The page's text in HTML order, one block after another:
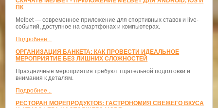
ПК
Melbet — современное приложение для спортивных ставок и live-
событий, доступное на смартфонах и компьютерах.
Подробнее...
ОРГАНИЗАЦИЯ БАНКЕТА: КАК ПРОВЕСТИ ИДЕАЛЬНОЕ
МЕРОПРИЯТИЕ БЕЗ ЛИШНИХ СЛОЖНОСТЕЙ
Праздничные мероприятия требуют тщательной подготовки и
внимания к деталям.
Подробнее...
РЕСТОРАН МОРЕПРОДУКТОВ: ГАСТРОНОМИЯ СВЕЖЕГО ВКУСА